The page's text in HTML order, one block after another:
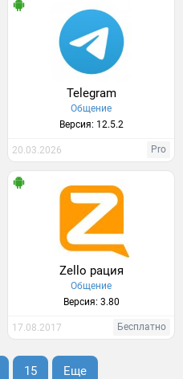
Telegram
Общение
Версия: 12.5.2
20.03.2026 Pro
Zello рация
Общение
Версия: 3.80
17.08.2017 Бесплатно
15 Еще